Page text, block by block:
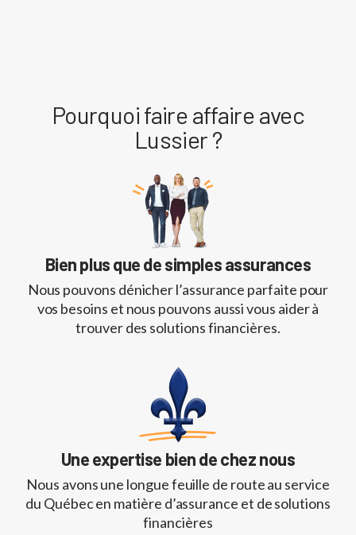
Pourquoi faire affaire avec
Lussier ?
Bien plus que de simples assurances
Nous pouvons dénicher l’assurance parfaite pour
vos besoins et nous pouvons aussi vous aider à
trouver des solutions financières.
Une expertise bien de chez nous
Nous avons une longue feuille de route au service
du Québec en matière d’assurance et de solutions
financières